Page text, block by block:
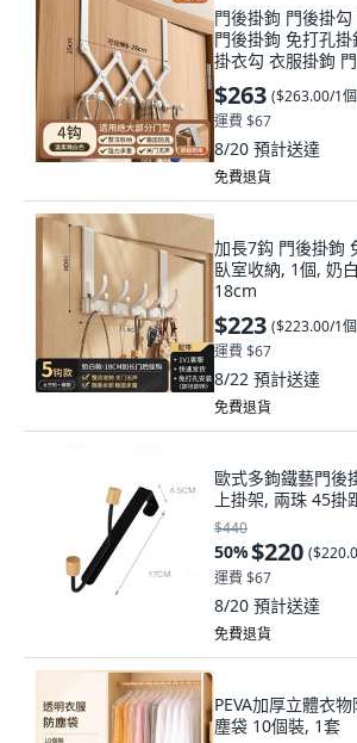
門後掛鉤 門後掛
門後掛鉤 免打孔
掛衣勾 衣服掛鉤
1個
$263 ($263.00/1個
運費 $67
8/20 預計送達
免費退貨
加長7鈎 門後掛鉤
臥室收納, 1個, 奶
18cm
$223 ($223.00/1個
運費 $67
8/22 預計送達
免費退貨
歐式多鉤鐵藝門後
上掛架, 兩珠 45掛
$440
50%$220 (
運費 $67
8/20 預計送達
免費退貨
PEVA加厚立體衣
塵袋 10個裝, 1套